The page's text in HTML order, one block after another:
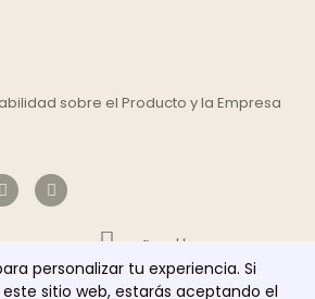
sobre el Producto y la Empresa
Rentable
Servicio Responsable
personalizar tu experiencia. Si
sitio web, estarás aceptando el